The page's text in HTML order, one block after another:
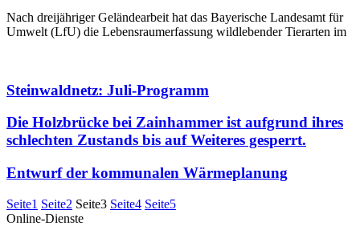
Nach dreijähriger Geländearbeit hat das Bayerische Landesamt für
Umwelt (LfU) die Lebensraumerfassung wildlebender Tierarten im
Steinwaldnetz: Juli-Programm
Die Holzbrücke bei Zainhammer ist aufgrund ihres
schlechten Zustands bis auf Weiteres gesperrt.
Entwurf der kommunalen Wärmeplanung
Seite1 Seite2 Seite3 Seite4 Seite5
Online-Dienste